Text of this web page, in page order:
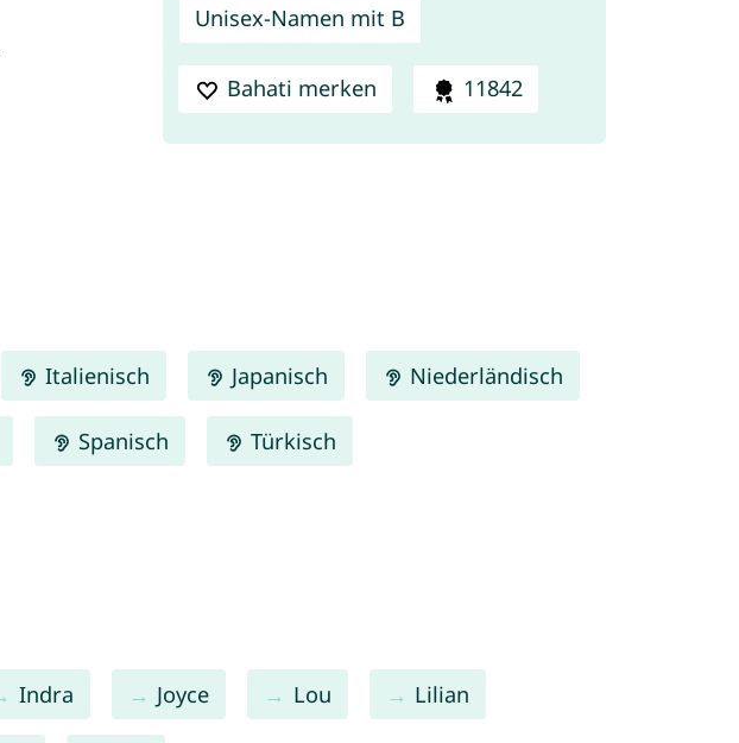
Unisex-Namen mit B
Bahati merken 11842
Italienisch Japanisch Niederländisch
Spanisch Türkisch
Indra Joyce Lou Lilian